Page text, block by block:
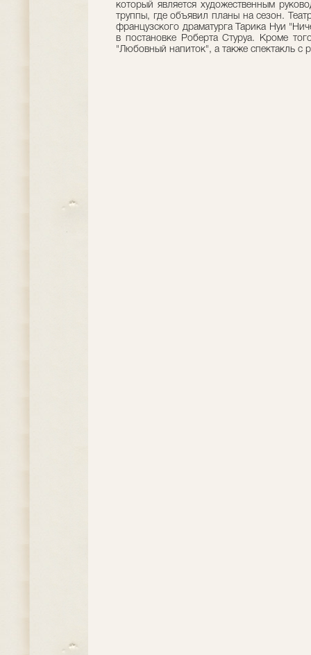
который является художественным
труппы, где объявил планы на сезон.
французского драматурга Тарика Нуи
в постановке Роберта Стуруа. Кроме
"Любовный напиток", а также спектакль